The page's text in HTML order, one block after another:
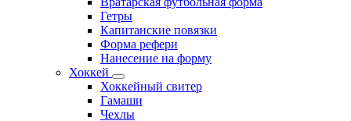
Гетры
Капитанские повязки
Форма рефери
Нанесение на форму
Хоккей
Хоккейный свитер
Гамаши
Чехлы